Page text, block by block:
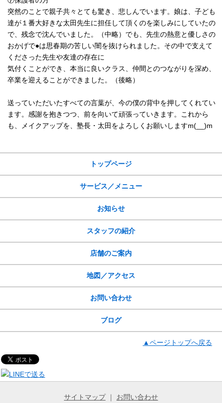
突然のことで親子共々とても驚き、悲しんでいます。娘は、子ども
達が１番大好きな太田先生に担任して頂くのを楽しみにしていたの
で、残念で沈んでいました。（中略）でも、先生の熱意と優しさの
おかげで●は思春期の苦しい闇を抜けられました。その中で支えて
くださった先生や友達の存在に
気付くことができ、本当に良いクラス、仲間とのつながりを深め、
卒業を迎えることができました。（後略）
送っていただいたすべての言葉が、今の僕の背中を押してくれてい
ます。感謝を抱きつつ、前を向いて頑張っていきます。これから
も、メイクアップを、塾長・太田をよろしくお願いしますm(__)m
トップページ
サービス／メニュー
お知らせ
スタッフの紹介
店舗のご案内
地図／アクセス
お問い合わせ
ブログ
▲ページトップへ戻る
サイトマップ｜ お問い合わせ